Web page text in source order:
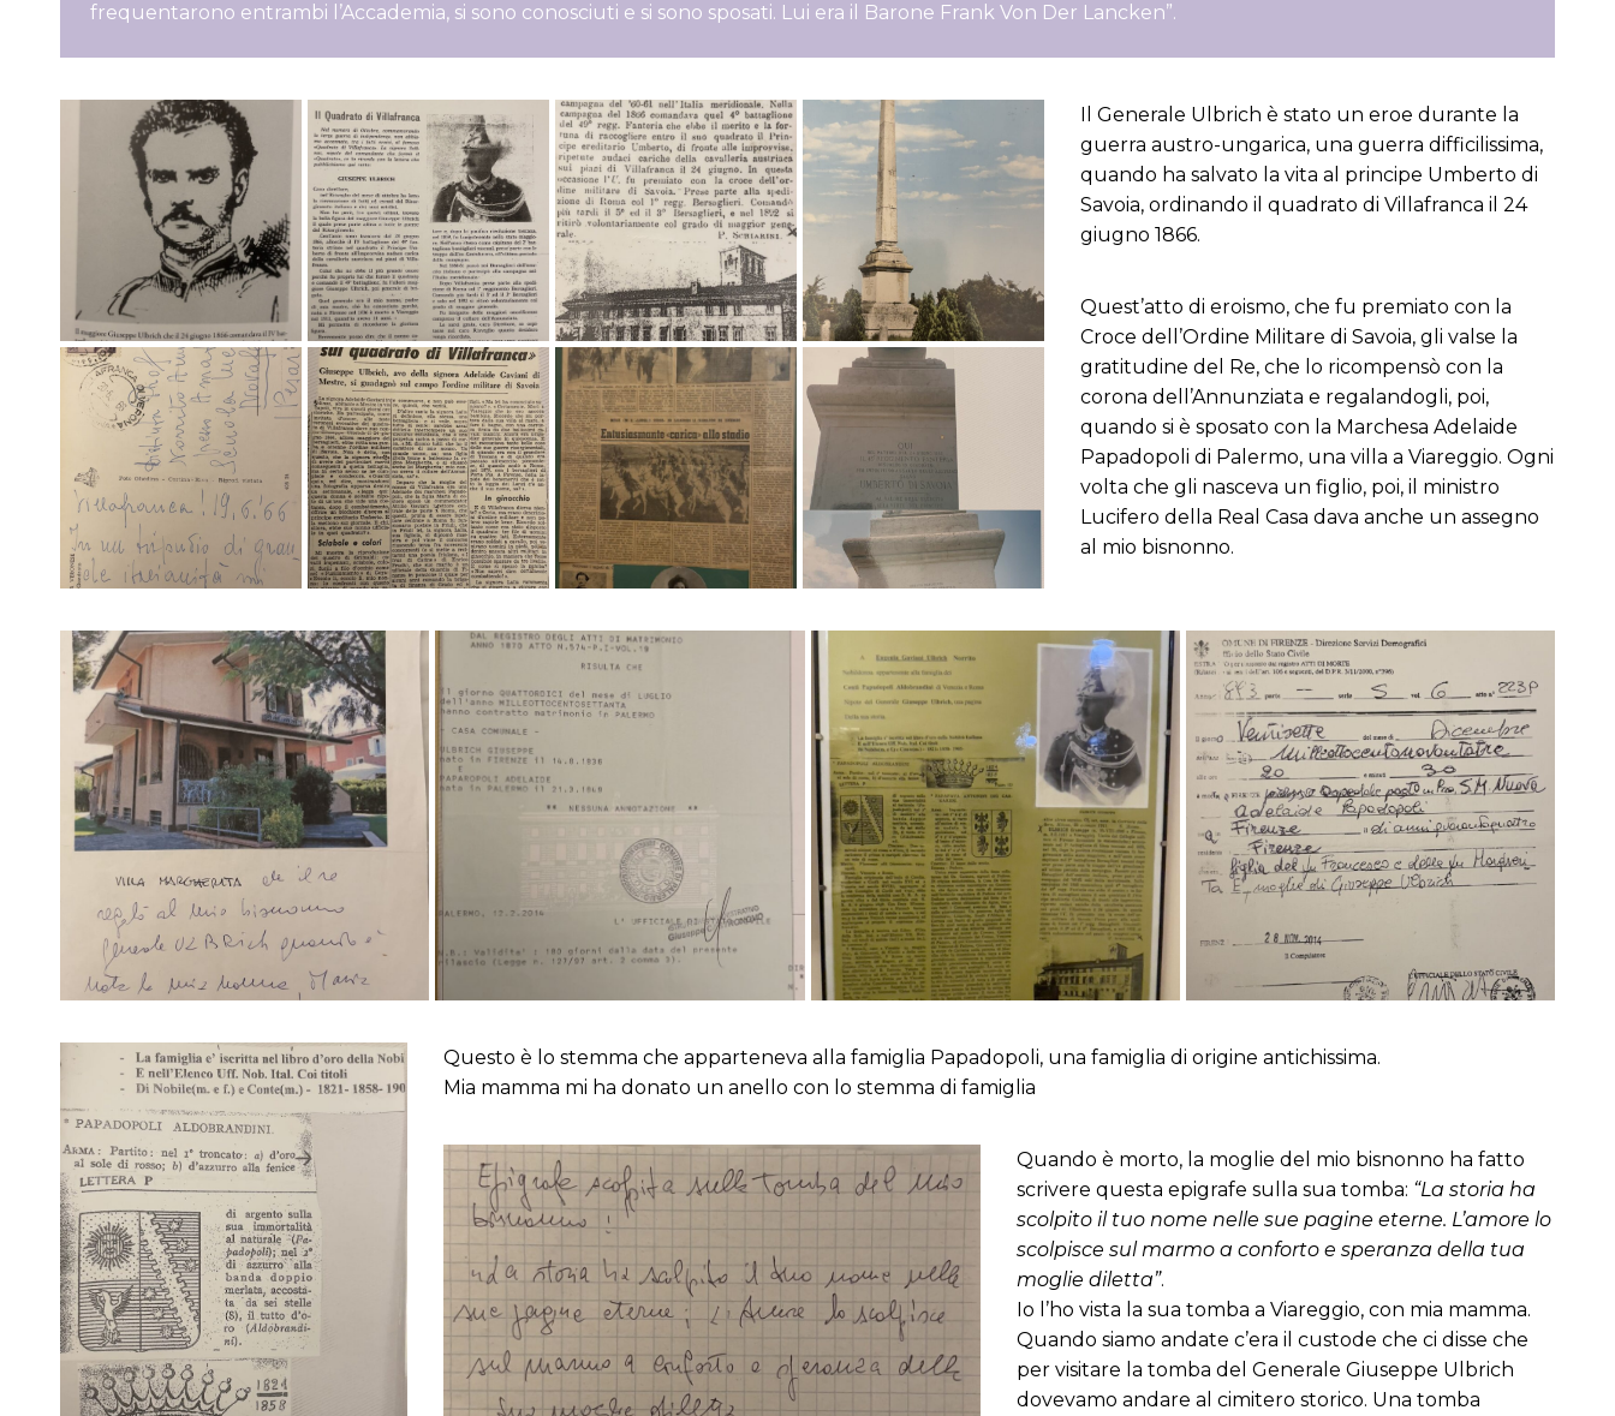
frequentarono entrambi l’Accademia, si sono conosciuti e si sono sposati. Lui era il Barone Frank Von Der Lancken”.
Il Generale Ulbrich è stato un eroe durante la
guerra austro-ungarica, una guerra difficilissima,
quando ha salvato la vita al principe Umberto di
Savoia, ordinando il quadrato di Villafranca il 24
giugno 1866.
Quest’atto di eroismo, che fu premiato con la
Croce dell’Ordine Militare di Savoia, gli valse la
gratitudine del Re, che lo ricompensò con la
corona dell’Annunziata e regalandogli, poi,
quando si è sposato con la Marchesa Adelaide
Papadopoli di Palermo, una villa a Viareggio. Ogni
volta che gli nasceva un figlio, poi, il ministro
Lucifero della Real Casa dava anche un assegno
al mio bisnonno.
Questo è lo stemma che apparteneva alla famiglia Papadopoli, una famiglia di origine antichissima.
Mia mamma mi ha donato un anello con lo stemma di famiglia
Quando è morto, la moglie del mio bisnonno ha fatto
scrivere questa epigrafe sulla sua tomba: “La storia ha
scolpito il tuo nome nelle sue pagine eterne. L’amore lo
scolpisce sul marmo a conforto e speranza della tua
moglie diletta”.
Io l’ho vista la sua tomba a Viareggio, con mia mamma.
Quando siamo andate c’era il custode che ci disse che
per visitare la tomba del Generale Giuseppe Ulbrich
dovevamo andare al cimitero storico. Una tomba